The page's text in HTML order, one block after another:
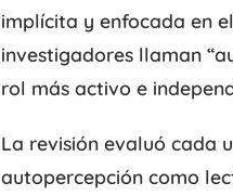
implícita y enfocada en
investigadores llaman
rol más activo e
La revisión evaluó cada
autopercepción como